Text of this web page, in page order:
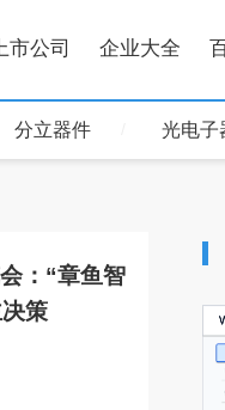
市公司 企业大全
分立器件 光电子
：“章鱼智
策